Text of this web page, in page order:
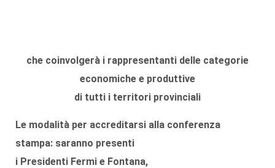
che coinvolgerà i rappresentanti delle categorie
economiche e produttive
di tutti i territori provinciali
Le modalità per accreditarsi alla conferenza
stampa: saranno presenti
i Presidenti Fermi e Fontana,